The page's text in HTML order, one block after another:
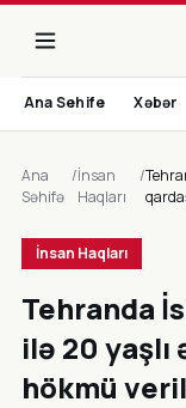
Ana Sehife Xəbər
Ana
Səhifə
/İnsan
Haqları
/
İnsan Haqları
Tehranda
ilə 20
hökmü